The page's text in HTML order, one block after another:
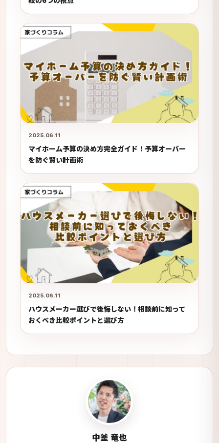
2025.06.11
マイホーム予算の決め方完全ガイド！予算オーバー
を防ぐ賢い計画術
2025.06.11
ハウスメーカー選びで後悔しない！相談前に知って
おくべき比較ポイントと選び方
中釜 竜也